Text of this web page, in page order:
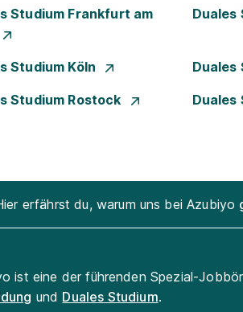
Studium Frankfurt am
Duales
Studium Köln Duales
Studium Rostock
erfährst du, warum uns bei Azubiyo
ist eine der führenden Spezial-
und Duales Studium.